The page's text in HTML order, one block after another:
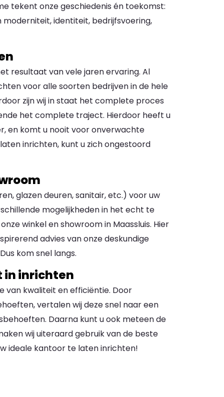
tekent onze geschiedenis én toekomst:
identiteit, bedrijfsvoering,
resultaat van vele jaren ervaring. Al
voor alle soorten bedrijven in de hele
zijn wij in staat het complete proces
het complete traject. Hierdoor heeft u
en komt u nooit voor onverwachte
inrichten, kunt u zich ongestoord
glazen deuren, sanitair, etc.) voor uw
mogelijkheden in het echt te
winkel en showroom in Maassluis. Hier
advies van onze deskundige
kom snel langs.
in inrichten
van kwaliteit en efficiëntie. Door
vertalen wij deze snel naar een
Daarna kunt u ook meteen de
wij uiteraard gebruik van de beste
ideale kantoor te laten inrichten!